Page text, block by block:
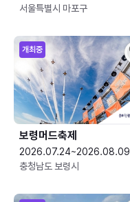
서울특별시 마포구
개최중
보령머드축제
2026.07.24~2026.08.09
충청남도 보령시